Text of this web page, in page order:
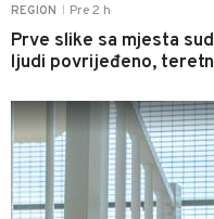
REGION Pre 2 h
Prve slike sa mjesta
ljudi povrijeđeno,